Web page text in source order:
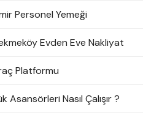
Personel Yemeği
Evden Eve Nakliyat
Platformu
Asansörleri Nasıl Çalışır ?